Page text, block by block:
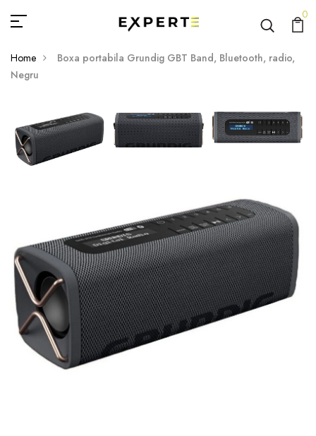
0
Home
Boxa portabila Grundig GBT Band, Bluetooth, radio,
Negru